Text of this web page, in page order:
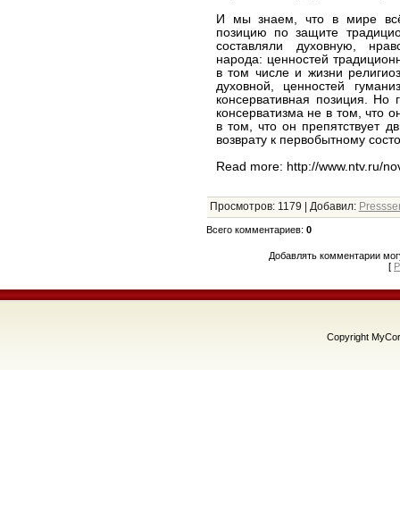
И мы знаем, что в мире
позицию по защите
составляли духовную,
народа: ценностей
в том числе и жизни
духовной, ценностей
консервативная позиция.
консерватизма не в том, что
в том, что он препятствует
возврату к первобытному
Read more: http://www.ntv.ru/
Просмотров: 1179 | Добавил:
Всего комментариев: 0
Добавлять комментарии
[
Copyright